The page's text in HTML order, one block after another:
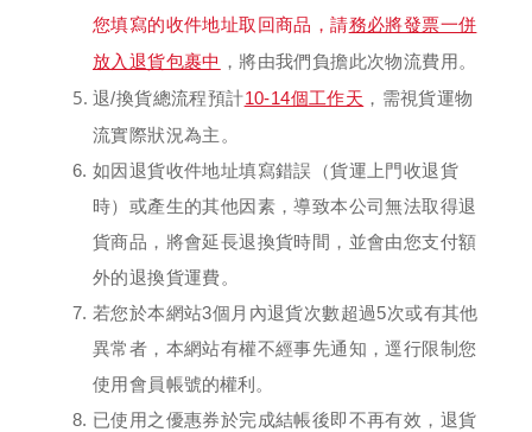
您填寫的收件地址取回商品，請務必將發票一併
放入退貨包裹中 ，將由我們負擔此次物流費用。
退/換貨總流程預計10-14個工作天 ， 需視貨運物
流實際狀況為主。
如因退貨收件地址填寫錯誤（貨運上門收退貨
時）或產生的其他因素，導致本公司無法取得退
貨商品，將會延長退換貨時間，並會由您支付額
外的退換貨運費。
若您於本網站3個月內退貨次數超過5次或有其他
異常者，本網站有權不經事先通知，逕行限制您
使用會員帳號的權利。
已使用之優惠券於完成結帳後即不再有效，退貨